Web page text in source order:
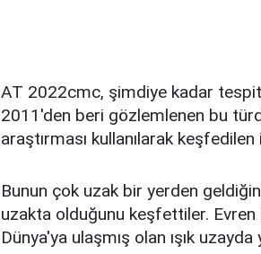
AT 2022cmc, şimdiye kadar
2011'den beri gözlemlenen bu
araştırması kullanılarak keşfedilen
Bunun çok uzak bir yerden
uzakta olduğunu keşfettiler. Evren
Dünya'ya ulaşmış olan ışık